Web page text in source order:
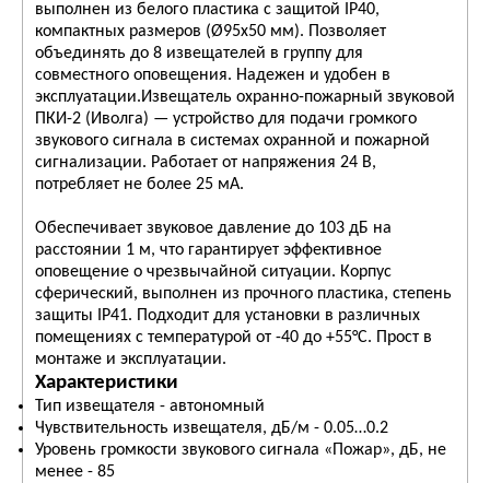
выполнен из белого пластика с защитой IP40,
компактных размеров (Ø95x50 мм). Позволяет
объединять до 8 извещателей в группу для
совместного оповещения. Надежен и удобен в
эксплуатации.Извещатель охранно-пожарный звуковой
ПКИ-2 (Иволга) — устройство для подачи громкого
звукового сигнала в системах охранной и пожарной
сигнализации. Работает от напряжения 24 В,
потребляет не более 25 мА.
Обеспечивает звуковое давление до 103 дБ на
расстоянии 1 м, что гарантирует эффективное
оповещение о чрезвычайной ситуации. Корпус
сферический, выполнен из прочного пластика, степень
защиты IP41. Подходит для установки в различных
помещениях с температурой от -40 до +55°С. Прост в
монтаже и эксплуатации.
Характеристики
Тип извещателя - автономный
Чувствительность извещателя, дБ/м - 0.05…0.2
Уровень громкости звукового сигнала «Пожар», дБ, не
менее - 85